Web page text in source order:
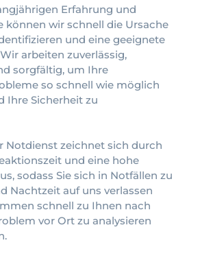
Erfahrung und
können wir schnell die Ursache
und eine geeignete
arbeiten zuverlässig,
sorgfältig, um Ihre
so schnell wie möglich
Ihre Sicherheit zu
Notdienst zeichnet sich durch
und eine hohe
sodass Sie sich in Notfällen zu
Nachtzeit auf uns verlassen
schnell zu Ihnen nach
vor Ort zu analysieren